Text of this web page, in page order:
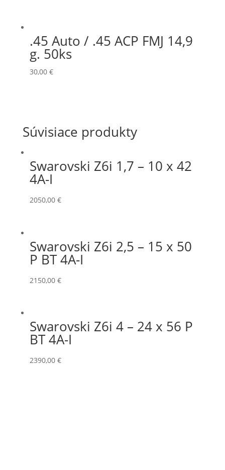
.45 Auto / .45 ACP FMJ 14,9
g. 50ks
30,00 €
Súvisiace produkty
Swarovski Z6i 1,7 – 10 x 42
4A-I
2050,00 €
Swarovski Z6i 2,5 – 15 x 50
P BT 4A-I
2150,00 €
Swarovski Z6i 4 – 24 x 56 P
BT 4A-I
2390,00 €